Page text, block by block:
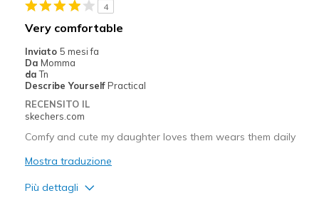
Special Occasions
Width
Sizing
Feels true to size
View On Shoes
4
Very comfortable
Inviato 5 mesi fa
Da Momma
da Tn
Describe Yourself Practical
RECENSITO IL
skechers.com
Comfy and cute my daughter loves them wears them daily
Mostra traduzione
Più dettagli